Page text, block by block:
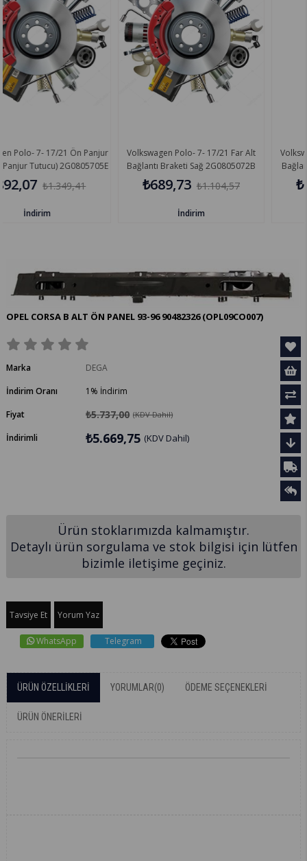
Ön Panjur
Volkswagen Polo- 7- 17/21 Far Alt
Bağlantı Braketi Sağ 2G0805072B
₺689,73 ₺1.104,57
Volkswagen Polo- 7-
Bağlantı Braketi Sol
₺689,73
OPEL CORSA B ALT ÖN PANEL 93-96 90482326(OPL09CO007)
Marka
DEGA
İndirim Oranı
%
1
İndirim
Fiyat
₺5.737,00 (KDV Dahil)
İndirimli ₺5.669,75 (KDV Dahil)
Ürün stoklarımızda kalmamıştır.
Detaylı ürün sorgulama ve stok bilgisi için lütfen
bizimle iletişime geçiniz.
Tavsiye Et Yorum Yaz
WhatsApp Telegram
ÜRÜN ÖZELLIKLERI YORUMLAR(0) ÖDEME SEÇENEKLERI
ÜRÜN ÖNERILERI